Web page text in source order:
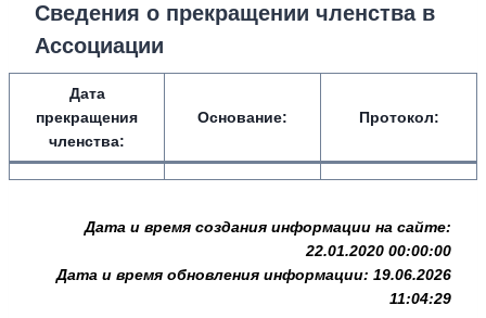
Сведения о прекращении членства в
Ассоциации
Дата
прекращения
членства:
Основание: Протокол:
Дата и время создания информации на сайте:
22.01.2020 00:00:00
Дата и время обновления информации: 19.06.2026
11:04:29